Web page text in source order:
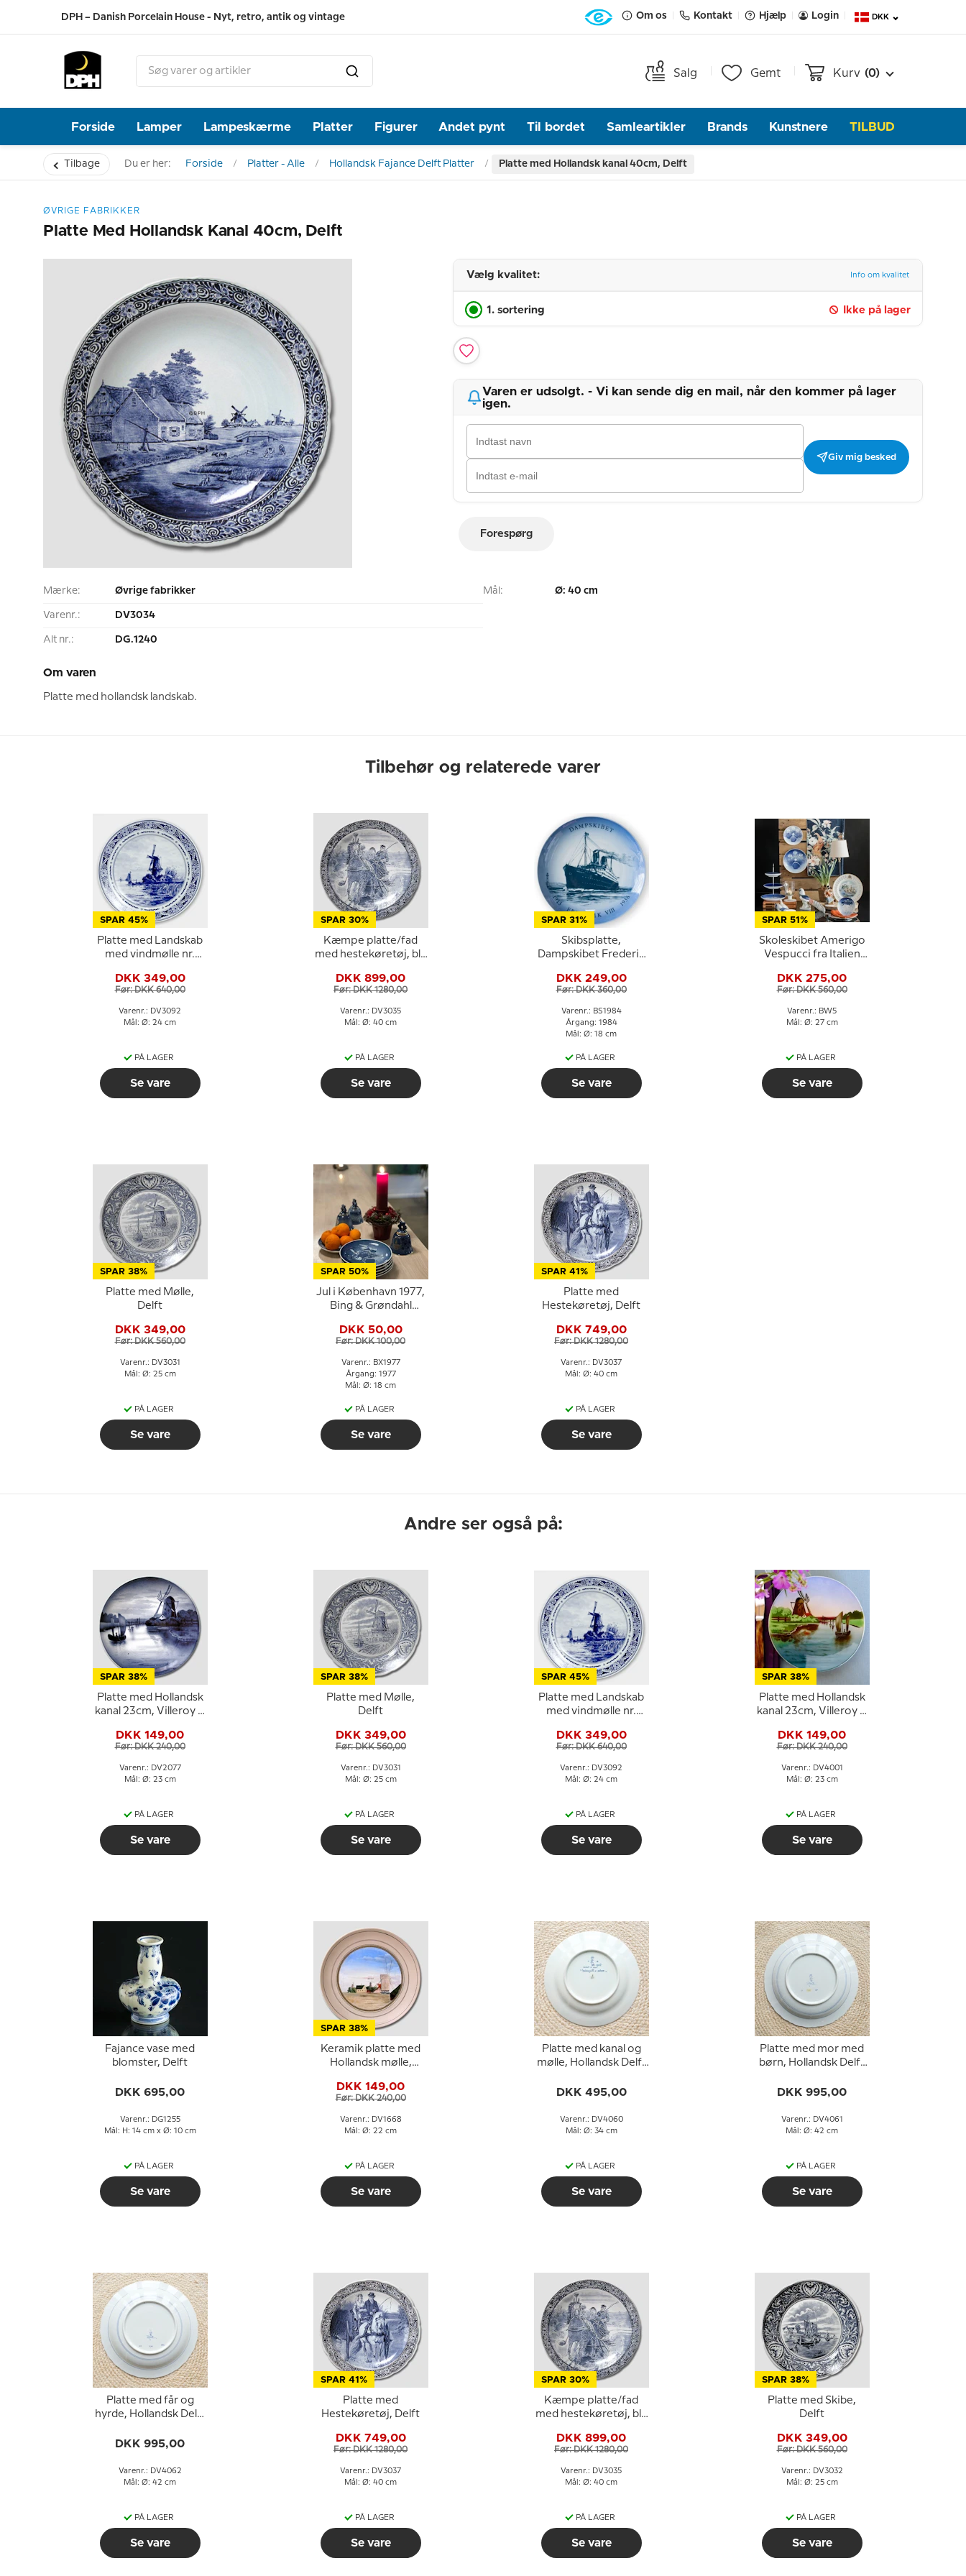
DPH – Danish Porcelain House - Nyt, retro, antik og vintage Om os Kontakt Hjælp Login DKK
Salg Gemt Kurv (0)
Forside Lamper Lampeskærme Platter Figurer Andet pynt Til bordet Samleartikler Brands Kunstnere TILBUD
Tilbage Du er her: Forside Platter - Alle Hollandsk Fajance Delft Platter Platte med Hollandsk kanal 40cm, Delft
ØVRIGE FABRIKKER
Platte Med Hollandsk Kanal 40cm, Delft
Vælg kvalitet: Info om kvalitet
1. sortering Ikke på lager
Varen er udsolgt. - Vi kan sende dig en mail, når den kommer på lager
igen.
Giv mig besked
Forespørg
Mærke: Øvrige fabrikker
Varenr.: DV3034
Alt nr.: DG.1240
Mål: Ø: 40 cm
Om varen
Platte med hollandsk landskab.
Tilbehør og relaterede varer
SPAR 45%
Platte med Landskab
med vindmølle nr.
DKK 349,00
Før: DKK 640,00
Varenr.: DV3092
Mål: Ø: 24 cm
PÅ LAGER
Se vare
SPAR 30%
Kæmpe platte/fad
med hestekøretøj, blå
DKK 899,00
Før: DKK 1280,00
Varenr.: DV3035
Mål: Ø: 40 cm
PÅ LAGER
Se vare
SPAR 31%
Skibsplatte,
Dampskibet Frederik
DKK 249,00
Før: DKK 360,00
Varenr.: BS1984
Årgang: 1984
Mål: Ø: 18 cm
PÅ LAGER
Se vare
SPAR 51%
Skoleskibet Amerigo
Vespucci fra Italien
5, Bing & Grøndahl
DKK 275,00
Før: DKK 560,00
Varenr.: BW5
Mål: Ø: 27 cm
PÅ LAGER
Se vare
SPAR 38%
Platte med Mølle,
Delft
DKK 349,00
Før: DKK 560,00
Varenr.: DV3031
Mål: Ø: 25 cm
PÅ LAGER
Se vare
SPAR 50%
Jul i København 1977,
Bing & Grøndahl
DKK 50,00
Før: DKK 100,00
Varenr.: BX1977
Årgang: 1977
Mål: Ø: 18 cm
PÅ LAGER
Se vare
SPAR 41%
Platte med
Hestekøretøj, Delft
DKK 749,00
Før: DKK 1280,00
Varenr.: DV3037
Mål: Ø: 40 cm
PÅ LAGER
Se vare
Andre ser også på:
SPAR 38%
Platte med Hollandsk
kanal 23cm, Villeroy &
DKK 149,00
Før: DKK 240,00
Varenr.: DV2077
Mål: Ø: 23 cm
PÅ LAGER
Se vare
SPAR 38%
Platte med Mølle,
Delft
DKK 349,00
Før: DKK 560,00
Varenr.: DV3031
Mål: Ø: 25 cm
PÅ LAGER
Se vare
SPAR 45%
Platte med Landskab
med vindmølle nr.
DKK 349,00
Før: DKK 640,00
Varenr.: DV3092
Mål: Ø: 24 cm
PÅ LAGER
Se vare
SPAR 38%
Platte med Hollandsk
kanal 23cm, Villeroy &
DKK 149,00
Før: DKK 240,00
Varenr.: DV4001
Mål: Ø: 23 cm
PÅ LAGER
Se vare
Fajance vase med
blomster, Delft
DKK 695,00
Varenr.: DG1255
Mål: H: 14 cm x Ø: 10 cm
PÅ LAGER
Se vare
SPAR 38%
Keramik platte med
Hollandsk mølle,
DKK 149,00
Før: DKK 240,00
Varenr.: DV1668
Mål: Ø: 22 cm
PÅ LAGER
Se vare
Platte med kanal og
mølle, Hollandsk Delft
DKK 495,00
Varenr.: DV4060
Mål: Ø: 34 cm
PÅ LAGER
Se vare
Platte med mor med
børn, Hollandsk Delft
DKK 995,00
Varenr.: DV4061
Mål: Ø: 42 cm
PÅ LAGER
Se vare
Platte med får og
hyrde, Hollandsk Delft
DKK 995,00
Varenr.: DV4062
Mål: Ø: 42 cm
PÅ LAGER
Se vare
SPAR 41%
Platte med
Hestekøretøj, Delft
DKK 749,00
Før: DKK 1280,00
Varenr.: DV3037
Mål: Ø: 40 cm
PÅ LAGER
Se vare
SPAR 30%
Kæmpe platte/fad
med hestekøretøj, blå
DKK 899,00
Før: DKK 1280,00
Varenr.: DV3035
Mål: Ø: 40 cm
PÅ LAGER
Se vare
SPAR 38%
Platte med Skibe,
Delft
DKK 349,00
Før: DKK 560,00
Varenr.: DV3032
Mål: Ø: 25 cm
PÅ LAGER
Se vare